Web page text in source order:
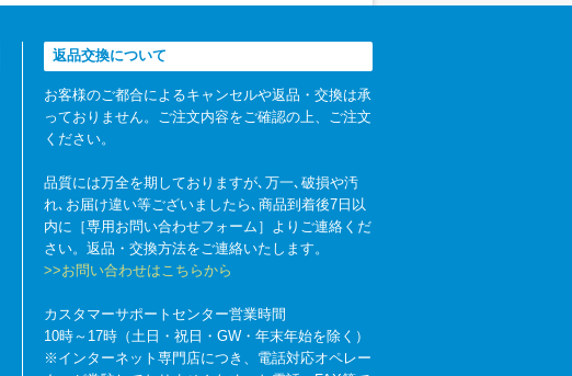
返品交換について
お客様のご都合によるキャンセルや返品・交換は承
っておりません。ご注文内容をご確認の上、ご注文
ください。
品質には万全を期しておりますが､万一､破損や汚
れ､お届け違い等ございましたら､商品到着後7日以
内に［専用お問い合わせフォーム］よりご連絡くだ
さい。返品・交換方法をご連絡いたします。
>>お問い合わせはこちらから
カスタマーサポートセンター営業時間
10時～17時（土日・祝日・GW・年末年始を除く）
※インターネット専門店につき、電話対応オペレー